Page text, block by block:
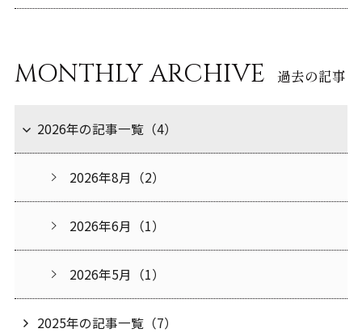
MONTHLY ARCHIVE 過去の記事
2026年の記事一覧（4）
2026年8月（2）
2026年6月（1）
2026年5月（1）
2025年の記事一覧（7）